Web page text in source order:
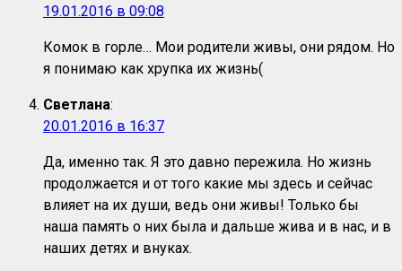
19.01.2016 в 09:08
Комок в горле… Мои родители живы, они рядом. Но
я понимаю как хрупка их жизнь(
Светлана:
20.01.2016 в 16:37
Да, именно так. Я это давно пережила. Но жизнь
продолжается и от того какие мы здесь и сейчас
влияет на их души, ведь они живы! Только бы
наша память о них была и дальше жива и в нас, и в
наших детях и внуках.